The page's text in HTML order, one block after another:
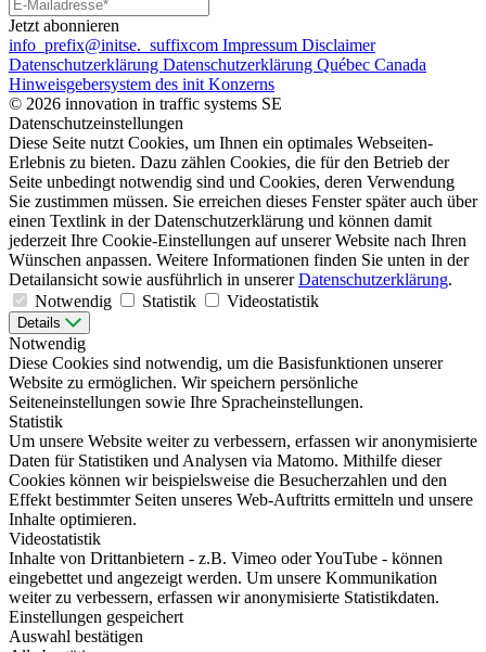
Jetzt abonnieren
info _prefix@initse. _suffixcom Impressum Disclaimer
Datenschutzerklärung Datenschutzerklärung Québec Canada
Hinweisgebersystem des init Konzerns
© 2026 innovation in traffic systems SE
Datenschutzeinstellungen
Diese Seite nutzt Cookies, um Ihnen ein optimales Webseiten-
Erlebnis zu bieten. Dazu zählen Cookies, die für den Betrieb der
Seite unbedingt notwendig sind und Cookies, deren Verwendung
Sie zustimmen müssen. Sie erreichen dieses Fenster später auch über
einen Textlink in der Datenschutzerklärung und können damit
jederzeit Ihre Cookie-Einstellungen auf unserer Website nach Ihren
Wünschen anpassen. Weitere Informationen finden Sie unten in der
Detailansicht sowie ausführlich in unsererDatenschutzerklärung.
Notwendig
Statistik Videostatistik
Details
Notwendig
Diese Cookies sind notwendig, um die Basisfunktionen unserer
Website zu ermöglichen. Wir speichern persönliche
Seiteneinstellungen sowie Ihre Spracheinstellungen.
Statistik
Um unsere Website weiter zu verbessern, erfassen wir anonymisierte
Daten für Statistiken und Analysen via Matomo. Mithilfe dieser
Cookies können wir beispielsweise die Besucherzahlen und den
Effekt bestimmter Seiten unseres Web-Auftritts ermitteln und unsere
Inhalte optimieren.
Videostatistik
Inhalte von Drittanbietern - z.B. Vimeo oder YouTube - können
eingebettet und angezeigt werden. Um unsere Kommunikation
weiter zu verbessern, erfassen wir anonymisierte Statistikdaten.
Einstellungen gespeichert
Auswahl bestätigen